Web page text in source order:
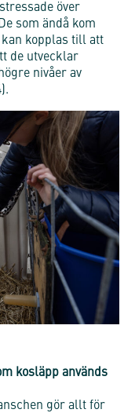
över
som ändå kom
kopplas till att
de utvecklar
nivåer av
kosläpp används
gör allt för